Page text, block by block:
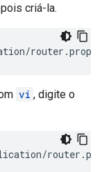
criá-la.
vi , digite o